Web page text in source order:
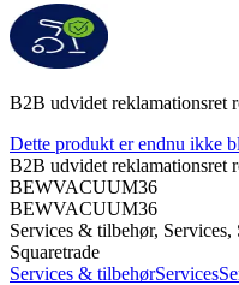
B2B udvidet reklamationsret
Dette produkt er endnu ikke
B2B udvidet reklamationsret
BEWVACUUM36
BEWVACUUM36
Services & tilbehør,
Squaretrade
Services & tilbehørServices